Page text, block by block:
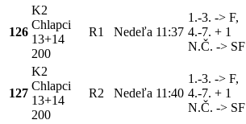
126
K2
Chlapci
13+14
200
R1 Nedeľa 11:37
1.-3. -> F,
4.-7. + 1
N.Č. -> SF
127
K2
Chlapci
13+14
200
R2 Nedeľa 11:40
1.-3. -> F,
4.-7. + 1
N.Č. -> SF